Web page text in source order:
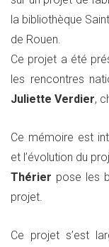
la bibliothèque
de Rouen.
Ce projet a été
les rencontres
Juliette Verdier,
Ce mémoire est
et l’évolution du
Thérier pose les
projet.
Ce projet s’est